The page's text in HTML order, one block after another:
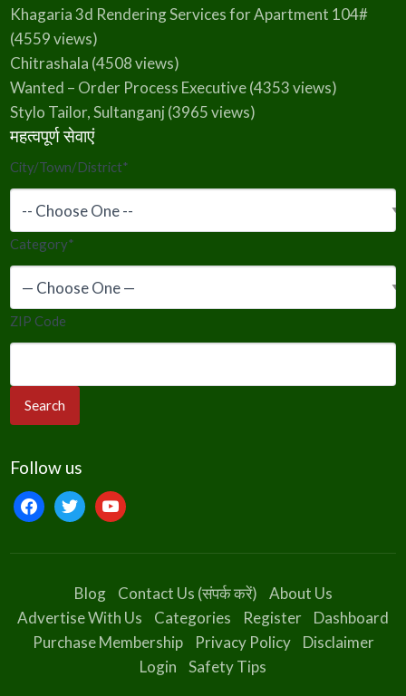
Khagaria 3d Rendering Services for Apartment 104#
(4559 views)
Chitrashala (4508 views)
Wanted – Order Process Executive(4353 views)
Stylo Tailor, Sultanganj (3965 views)
महत्वपूर्ण सेवाएं
City/Town/District*
Category*
ZIP Code
Follow us
facebooktwitteryoutube
Blog Contact Us (संपर्क करें)
About Us
Advertise With Us
Categories Register
Dashboard
Purchase Membership
Privacy Policy
Disclaimer
Login
Safety Tips